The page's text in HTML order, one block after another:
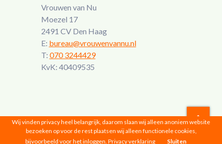
Vrouwen van Nu
Moezel 17
2491 CV Den Haag
E: bureau@vrouwenvannu.nl
T: 070 3244429
KvK: 40409535
Vrouwen van Nu © 2026 |Privacyverklaring
Wij vinden privacy heel belangrijk, daarom slaan wij alleen anoniem website
bezoeken op voor de rest plaatsen wij alleen functionele cookies,
bijvoorbeeld voor het inloggen. Privacy verklaring Sluiten